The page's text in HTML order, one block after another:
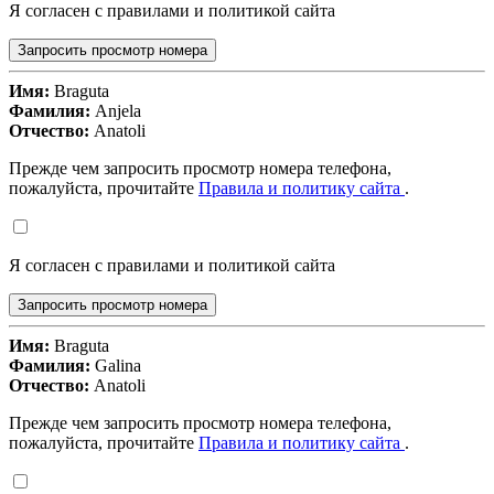
Я согласен с правилами и политикой сайта
Запросить просмотр номера
Имя: Braguta
Фамилия: Anjela
Отчество: Anatoli
Прежде чем запросить просмотр номера телефона,
пожалуйста, прочитайте Правила и политику сайта .
Я согласен с правилами и политикой сайта
Запросить просмотр номера
Имя: Braguta
Фамилия: Galina
Отчество: Anatoli
Прежде чем запросить просмотр номера телефона,
пожалуйста, прочитайте Правила и политику сайта .